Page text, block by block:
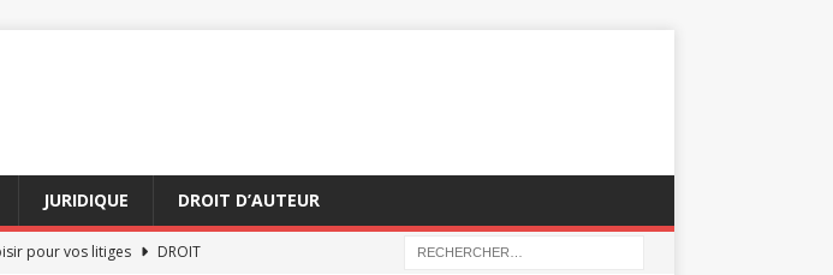
JURIDIQUE DROIT D’AUTEUR
pour vos litiges
DROIT